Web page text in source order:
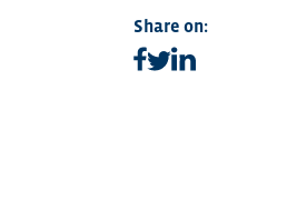
Share on:
Share on facebook
Share on twitter
Share on linkedin